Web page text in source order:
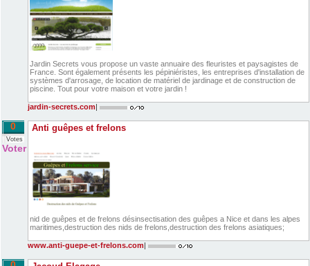
Jardin Secrets vous propose un vaste annuaire des fleuristes et paysagistes de
France. Sont également présents les pépiniéristes, les entreprises d'installation de
systèmes d'arrosage, de location de matériel de jardinage et de construction de
piscine. Tout pour votre maison et votre jardin !
jardin-secrets.com|
0
Votes
Voter
Anti guêpes et frelons
nid de guêpes et de frelons désinsectisation des guêpes a Nice et dans les alpes
maritimes,destruction des nids de frelons,destruction des frelons asiatiques;
www.anti-guepe-et-frelons.com|